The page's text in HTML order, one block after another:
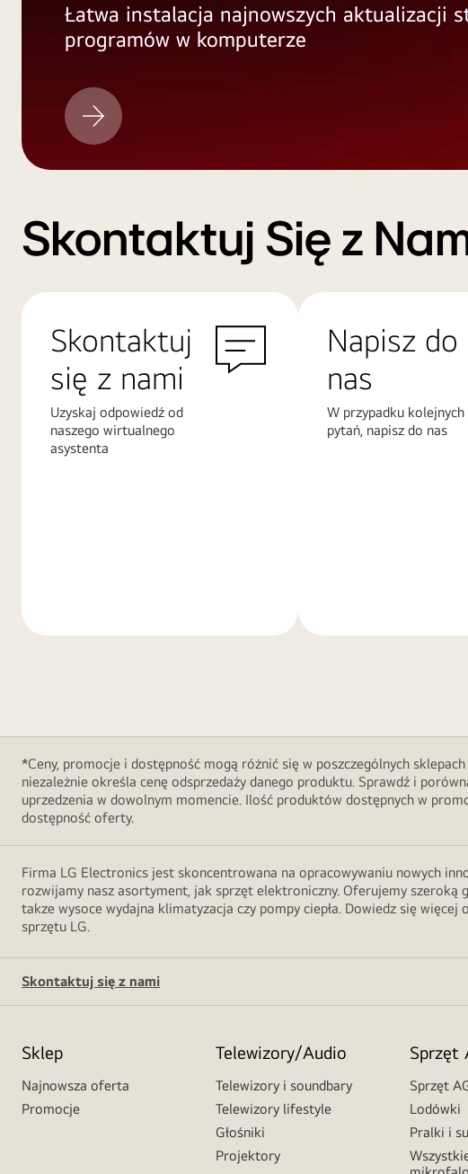
Łatwa instalacja najnowszych aktualizacji
programów w komputerze
LG
Update
Skontaktuj Się z
Skontaktuj
się z nami
Uzyskaj odpowiedź od
naszego wirtualnego
asystenta
Napisz do
nas
W przypadku kolejnych
pytań, napisz do nas
*Ceny, promocje i dostępność mogą różnić się w poszczególnych
niezależnie określa cenę odsprzedaży danego produktu. Sprawdź i
uprzedzenia w dowolnym momencie. Ilość produktów dostępnych w
dostępność oferty.
Firma LG Electronics jest skoncentrowana na opracowywaniu nowych
rozwijamy nasz asortyment, jak sprzęt elektroniczny. Oferujemy
takze wysoce wydajna klimatyzacja czy pompy ciepła. Dowiedz się
sprzętu LG.
Skontaktuj się z nami
Sklep
Najnowsza oferta
Promocje
Telewizory/Audio
Telewizory i soundbary
Telewizory lifestyle
Głośniki
Projektory
Sprzęt
Sprzęt
Lodówki
Pralki i